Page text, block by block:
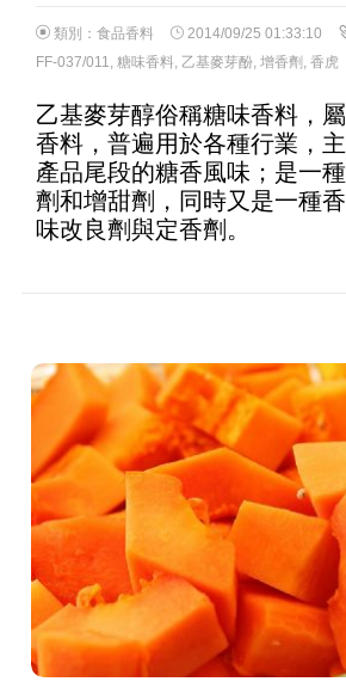
類別： 食品香料 2014/09/25 01:33:10
FF-037/011, 糖味香料, 乙基麥芽酚, 增香劑 , 香虎
乙基麥芽醇俗稱糖味香料，
香料，普遍用於各種行業，
產品尾段的糖香風味；是一
劑和增甜劑，同時又是一種
味改良劑與定香劑。